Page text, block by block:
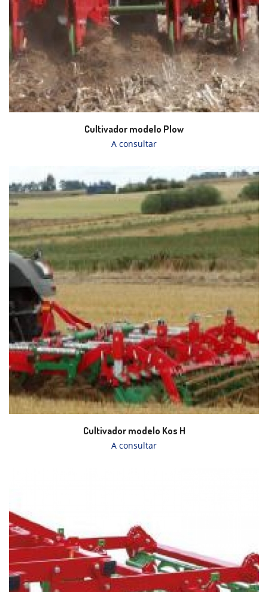
Cultivador modelo Plow
A consultar
Cultivador modelo Kos H
A consultar